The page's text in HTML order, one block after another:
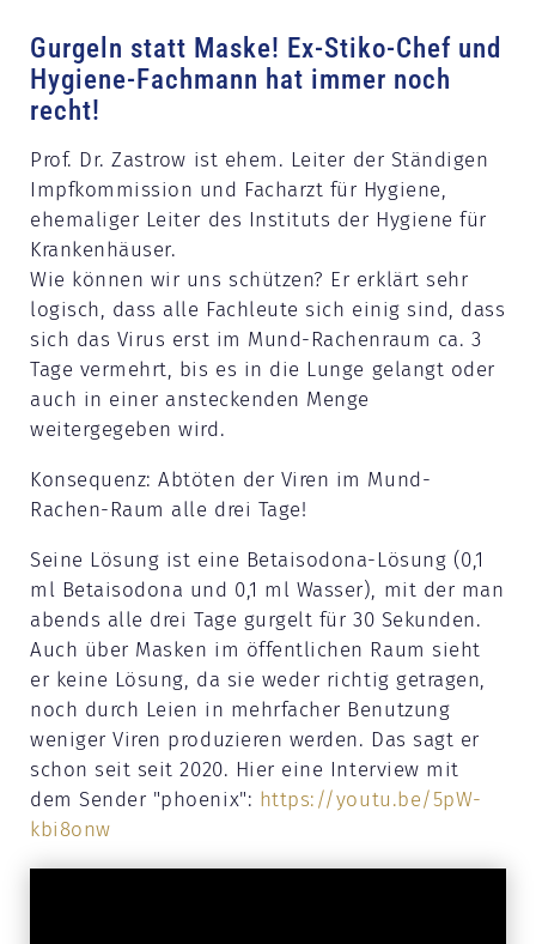
Gurgeln statt Maske! Ex-Stiko-Chef und
Hygiene-Fachmann hat immer noch
recht!
Prof. Dr. Zastrow ist ehem. Leiter der Ständigen
Impfkommission und Facharzt für Hygiene,
ehemaliger Leiter des Instituts der Hygiene für
Krankenhäuser.
Wie können wir uns schützen? Er erklärt sehr
logisch, dass alle Fachleute sich einig sind, dass
sich das Virus erst im Mund-Rachenraum ca. 3
Tage vermehrt, bis es in die Lunge gelangt oder
auch in einer ansteckenden Menge
weitergegeben wird.
Konsequenz: Abtöten der Viren im Mund-
Rachen-Raum alle drei Tage!
Seine Lösung ist eine Betaisodona-Lösung (0,1
ml Betaisodona und 0,1 ml Wasser), mit der man
abends alle drei Tage gurgelt für 30 Sekunden.
Auch über Masken im öffentlichen Raum sieht
er keine Lösung, da sie weder richtig getragen,
noch durch Leien in mehrfacher Benutzung
weniger Viren produzieren werden. Das sagt er
schon seit seit 2020. Hier eine Interview mit
dem Sender "phoenix": https://youtu.be/5pW-
kbi8onw